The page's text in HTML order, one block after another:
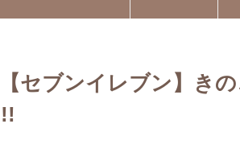
セブンイレブン】きの